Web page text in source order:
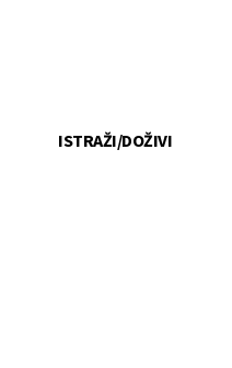
ISTRAŽI/DOŽIVI